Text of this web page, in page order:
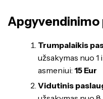
Centro
Veiklos
Veiklos
Kokybės
Laisvos
išsilavinimą
išsilavinimą
Mokiniams
Ugdymas
Apgyvendinimo paslaugos
Traktorininkų mokymas
Formaliojo profesinio
Apgyvendinimo
Trumpalaikis
užsakymas nuo 1
asmeniui: 15 Eur
Vidutinis